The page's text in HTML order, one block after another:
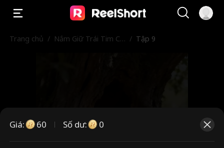
Trang chủ / Nắm Giữ Trái Tim Ch
/ Tập 9
Giá: 60 Số dư: 0